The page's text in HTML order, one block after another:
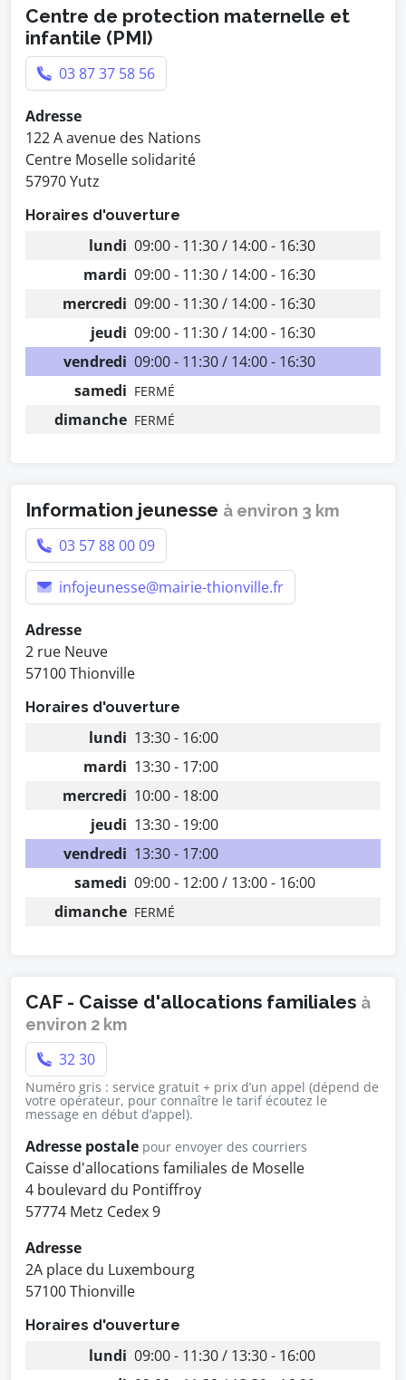
Centre de protection maternelle et
infantile (PMI)
03 87 37 58 56
Adresse
122 A avenue des Nations
Centre Moselle solidarité
57970 Yutz
Horaires d'ouverture
lundi 09:00 - 11:30 / 14:00 - 16:30
mardi 09:00 - 11:30 / 14:00 - 16:30
mercredi 09:00 - 11:30 / 14:00 - 16:30
jeudi 09:00 - 11:30 / 14:00 - 16:30
vendredi 09:00 - 11:30 / 14:00 - 16:30
samedi FERMÉ
dimanche FERMÉ
Information jeunesse à environ 3 km
03 57 88 00 09
infojeunesse@mairie-thionville.fr
Adresse
2 rue Neuve
57100 Thionville
Horaires d'ouverture
lundi 13:30 - 16:00
mardi 13:30 - 17:00
mercredi 10:00 - 18:00
jeudi 13:30 - 19:00
vendredi 13:30 - 17:00
samedi 09:00 - 12:00 / 13:00 - 16:00
dimanche FERMÉ
CAF - Caisse d'allocations familiales à
environ 2 km
32 30
Numéro gris : service gratuit + prix d’un appel (dépend de
votre opérateur, pour connaître le tarif écoutez le
message en début d’appel).
Adresse postale pour envoyer des courriers
Caisse d'allocations familiales de Moselle
4 boulevard du Pontiffroy
57774 Metz Cedex 9
Adresse
2A place du Luxembourg
57100 Thionville
Horaires d'ouverture
lundi 09:00 - 11:30 / 13:30 - 16:00